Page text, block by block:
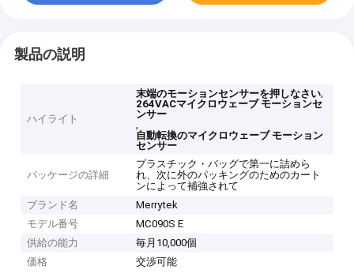
製品の説明
ハイライト
末端のモーションセンサーを押しなさい,
264VACマイクロウェーブ モーションセ
ンサー
,
自動転換のマイクロウェーブ モーション
センサー
パッケージの詳細
プラスチック・バッグで第一に詰めら
れ、次に外のパッキングのためのカート
ンによって補強されて
ブランド名
Merrytek
モデル番号
MC090S E
供給の能力
毎月10,000個
価格
交渉可能